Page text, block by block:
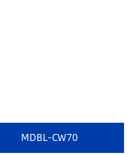
MDBL-CW70